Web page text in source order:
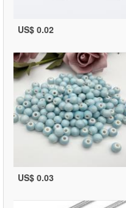
US$ 0.02
US$ 0.03